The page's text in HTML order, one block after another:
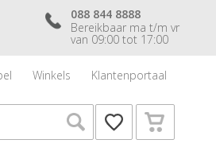
088 844 8888
Bereikbaar ma t/m vr
van 09:00 tot 17:00
Winkels Klantenportaal